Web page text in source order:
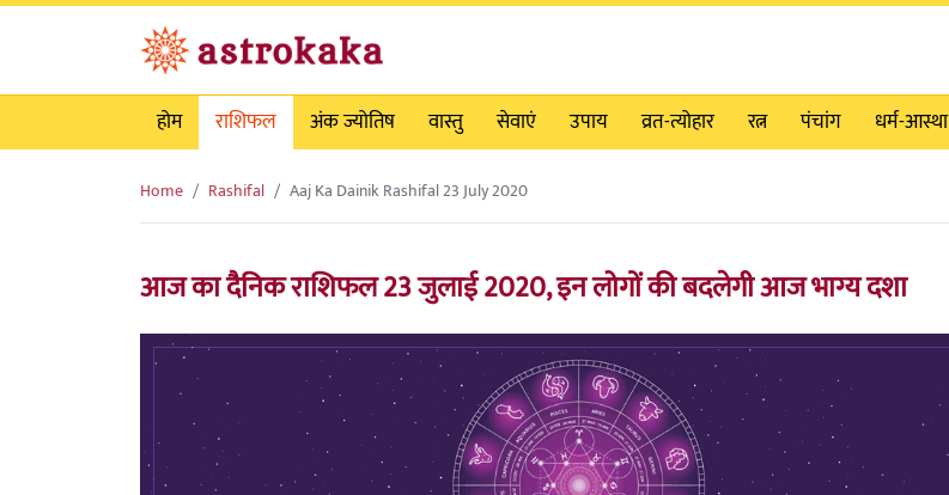
होम
राशिफल अंक ज्योतिष वास्तु सेवाएं उपाय व्रत-त्योहार रत्न पंचांग धर्म-आस्था
Home Rashifal Aaj Ka Dainik Rashifal 23 July 2020
आज का दैनिक राशिफल 23 जुलाई 2020, इन लोगों की बदलेगी आज भाग्य दशा